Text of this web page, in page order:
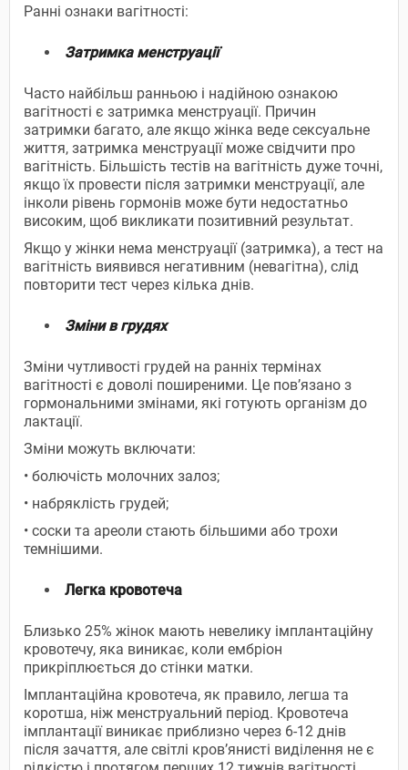
Ранні ознаки вагітності:
Затримка менструації
Часто найбільш ранньою і надійною ознакою
вагітності є затримка менструації. Причин
затримки багато, але якщо жінка веде сексуальне
життя, затримка менструації може свідчити про
вагітність. Більшість тестів на вагітність дуже точні,
якщо їх провести після затримки менструації, але
інколи рівень гормонів може бути недостатньо
високим, щоб викликати позитивний результат.
Якщо у жінки нема менструації (затримка), а тест на
вагітність виявився негативним (невагітна), слід
повторити тест через кілька днів.
Зміни в грудях
Зміни чутливості грудей на ранніх термінах
вагітності є доволі поширеними. Це пов’язано з
гормональними змінами, які готують організм до
лактації.
Зміни можуть включати:
• болючість молочних залоз;
• набряклість грудей;
• соски та ареоли стають більшими або трохи
темнішими.
Легка кровотеча
Близько 25% жінок мають невелику імплантаційну
кровотечу, яка виникає, коли ембріон
прикріплюється до стінки матки.
Імплантаційна кровотеча, як правило, легша та
коротша, ніж менструальний період. Кровотеча
імплантації виникає приблизно через 6-12 днів
після зачаття, але світлі кров’янисті виділення не є